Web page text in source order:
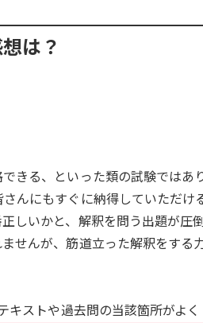
は？
きる、といった類の試験ではあ
んにもすぐに納得していただけ
しいかと、解釈を問う出題が圧
せんが、筋道立った解釈をする
キストや過去問の当該箇所がよく